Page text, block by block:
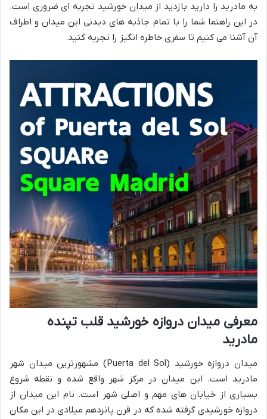
به مادرید را دارید بازدید از میدان خورشید تجربه ای ضروری است.
در این راهنما شما را با تمام جاذبه های دیدنی این میدان و اطراف
آن آشنا می کنیم تا سفری خاطره انگیز را تجربه کنید.
معرفی میدان دروازه خورشید قلب تپنده
مادرید
میدان دروازه خورشید (Puerta del Sol) مشهورترین میدان شهر
مادرید است. این میدان در مرکز شهر واقع شده و نقطه شروع
بسیاری از خیابان های مهم و اصلی شهر است. نام این میدان از
دروازه خورشیدی گرفته شده که در قرن پانزدهم میلادی در این مکان